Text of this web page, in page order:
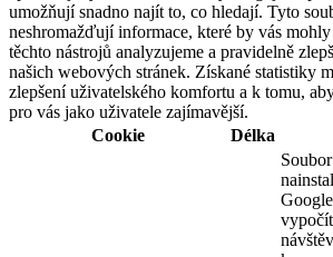
umožňují snadno najít to, co hledají. Tyto
neshromažďují informace, které by vás
těchto nástrojů analyzujeme a pravidelně
našich webových stránek. Získané statistiky
zlepšení uživatelského komfortu a k tomu,
pro vás jako uživatele zajímavější.
Cookie
Délka